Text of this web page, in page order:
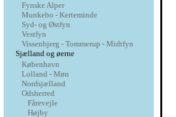
Fynske Alper
Munkebo - Kerteminde
Syd- og Østfyn
Vestfyn
Vissenbjerg - Tommerup - Midtfyn
Sjælland og øerne
København
Lolland - Møn
Nordsjælland
Odsherred
Fårevejle
Højby